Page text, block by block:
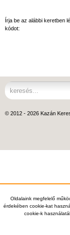
Oldalaink megfelelő
érdekében cookie-kat
cookie-k
Írja be az alábbi keretben
kódot:
© 2012 - 2026 Kazán